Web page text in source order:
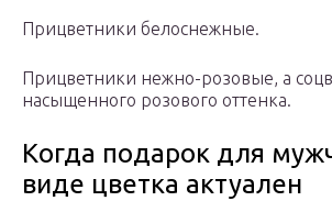
Прицветники белоснежные.
Прицветники нежно-розовые, а
насыщенного розового оттенка.
Когда подарок для
виде цветка актуален